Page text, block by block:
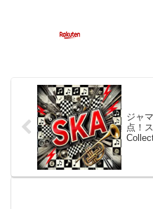
ジャ
点！
ここに